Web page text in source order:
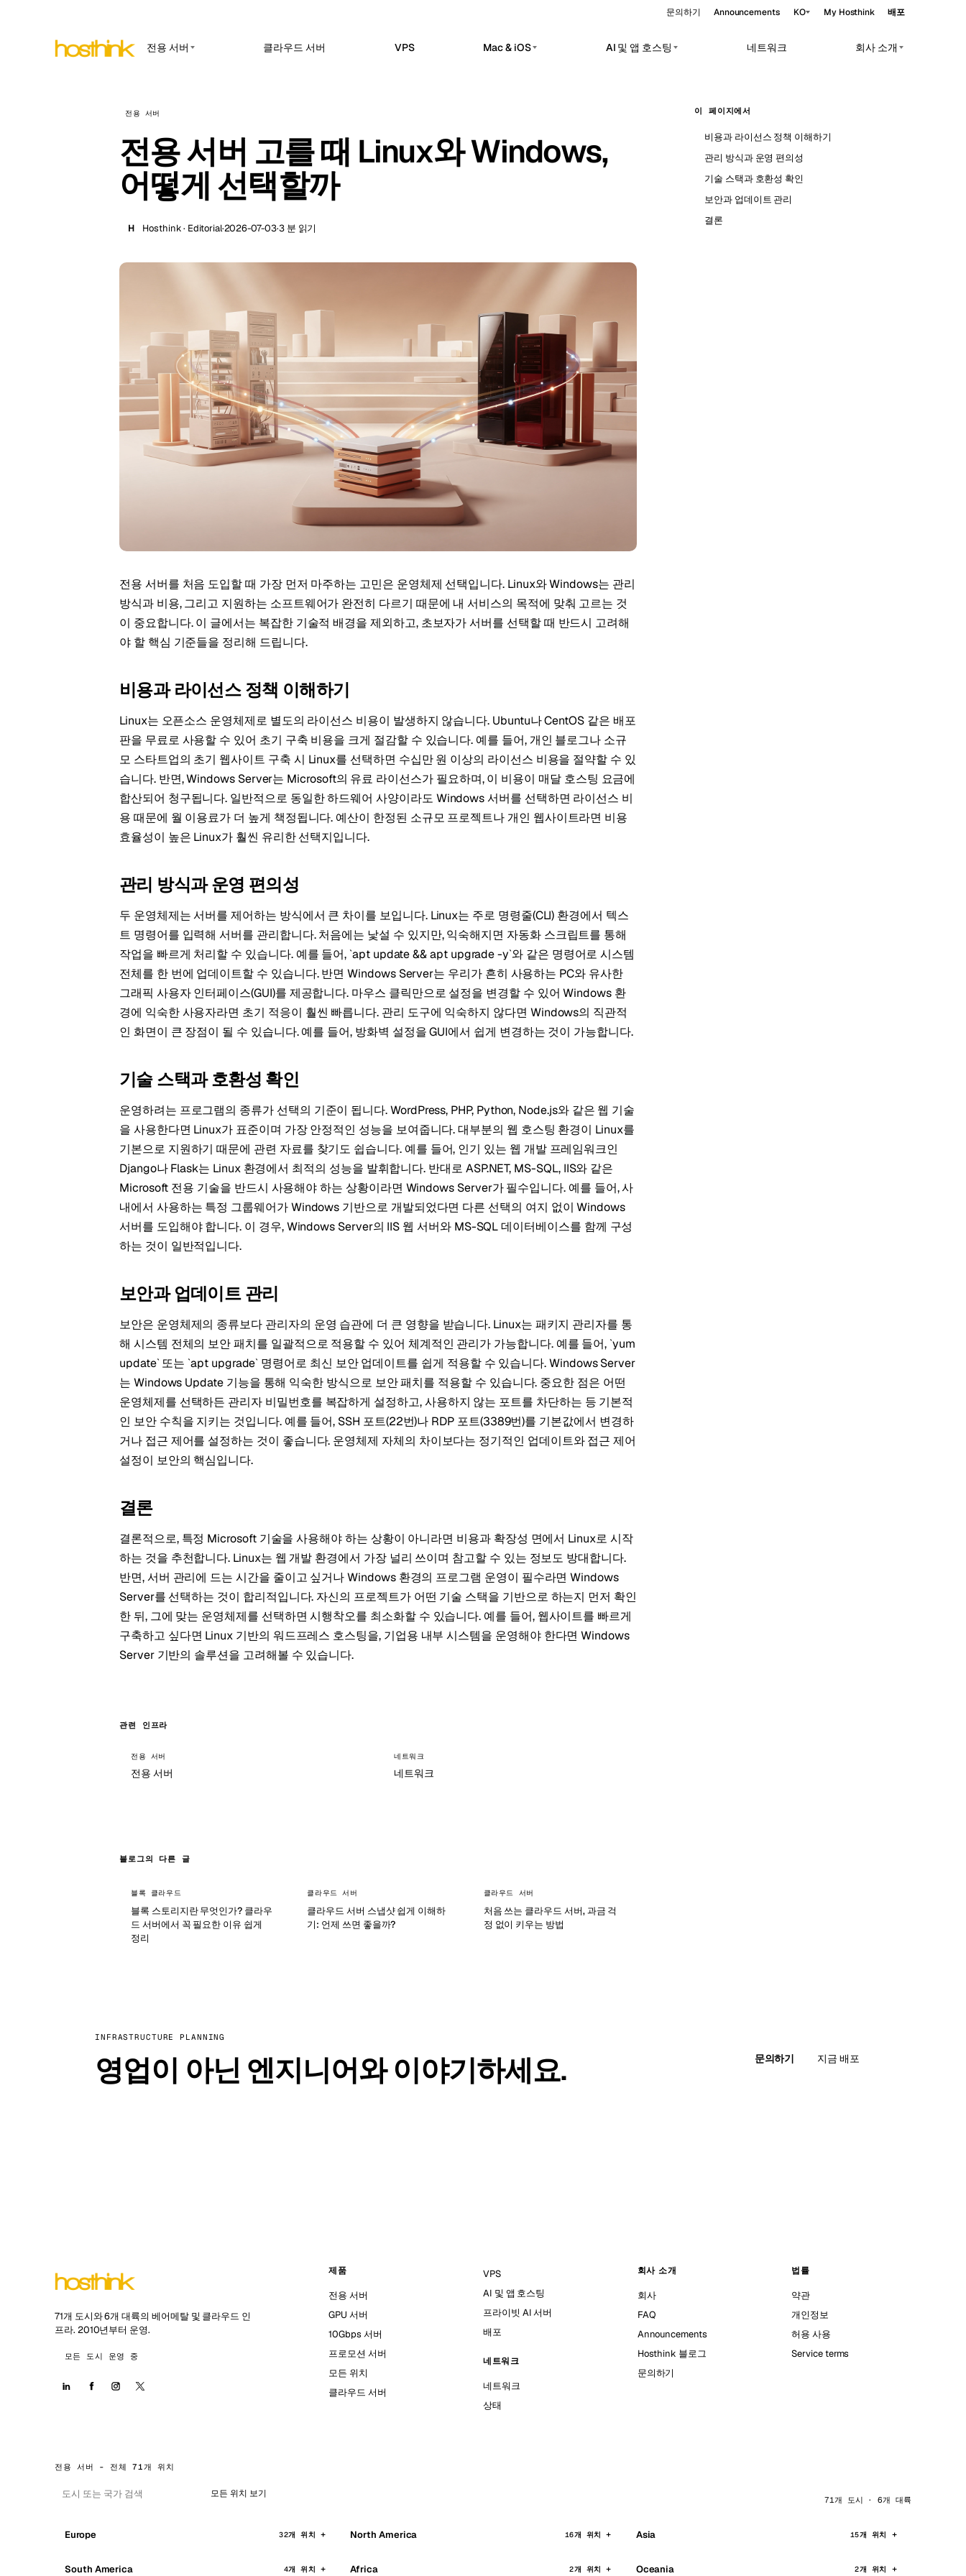
문의하기 Announcements KO My Hosthink 배포
전용 서버
아프리카 서버 (2)
유럽 서버 (32)
남미 서버 (4)
북미 서버 (16)
Budapest
Bursa 터키 Chisinau Copenhagen 덴마크
Dublin
Istanbul 우크라이나
Lisbon Madrid
Prague Siauliai
스웨덴 Tallinn 에스토니아
Zurich 스위스
클라우드 서버 VPS Mac & iOS AI 및 앱 호스팅
OpenClaw 호스티드
내부 앱과 서비스 운영을 위한 호스팅 제어 평
면입니다.
Uptime Kuma 호스티드
지입니다.
Ollama 전용 GPU 서버
로컬 전용 추론
네트워크 회사 소개
전용 서버
전용 서버 고를 때 Linux와 Windows,
어떻게 선택할까
H Hosthink · Editorial·2026-07-03·3 분 읽기
전용 서버를 처음 도입할 때 가장 먼저 마주하는 고민은 운영체제 선택입니다. Linux와 Windows는 관리
방식과 비용, 그리고 지원하는 소프트웨어가 완전히 다르기 때문에 내 서비스의 목적에 맞춰 고르는 것
이 중요합니다. 이 글에서는 복잡한 기술적 배경을 제외하고, 초보자가 서버를 선택할 때 반드시 고려해
야 할 핵심 기준들을 정리해 드립니다.
비용과 라이선스 정책 이해하기
Linux는 오픈소스 운영체제로 별도의 라이선스 비용이 발생하지 않습니다. Ubuntu나 CentOS 같은 배포
판을 무료로 사용할 수 있어 초기 구축 비용을 크게 절감할 수 있습니다. 예를 들어, 개인 블로그나 소규
모 스타트업의 초기 웹사이트 구축 시 Linux를 선택하면 수십만 원 이상의 라이선스 비용을 절약할 수 있
습니다. 반면, Windows Server는 Microsoft의 유료 라이선스가 필요하며, 이 비용이 매달 호스팅 요금에
합산되어 청구됩니다. 일반적으로 동일한 하드웨어 사양이라도 Windows 서버를 선택하면 라이선스 비
용 때문에 월 이용료가 더 높게 책정됩니다. 예산이 한정된 소규모 프로젝트나 개인 웹사이트라면 비용
효율성이 높은 Linux가 훨씬 유리한 선택지입니다.
관리 방식과 운영 편의성
두 운영체제는 서버를 제어하는 방식에서 큰 차이를 보입니다. Linux는 주로 명령줄(CLI) 환경에서 텍스
트 명령어를 입력해 서버를 관리합니다. 처음에는 낯설 수 있지만, 익숙해지면 자동화 스크립트를 통해
작업을 빠르게 처리할 수 있습니다. 예를 들어, `apt update && apt upgrade -y`와 같은 명령어로 시스템
전체를 한 번에 업데이트할 수 있습니다. 반면 Windows Server는 우리가 흔히 사용하는 PC와 유사한
그래픽 사용자 인터페이스(GUI)를 제공합니다. 마우스 클릭만으로 설정을 변경할 수 있어 Windows 환
경에 익숙한 사용자라면 초기 적응이 훨씬 빠릅니다. 관리 도구에 익숙하지 않다면 Windows의 직관적
인 화면이 큰 장점이 될 수 있습니다. 예를 들어, 방화벽 설정을 GUI에서 쉽게 변경하는 것이 가능합니다.
기술 스택과 호환성 확인
운영하려는 프로그램의 종류가 선택의 기준이 됩니다. WordPress, PHP, Python, Node.js와 같은 웹 기술
을 사용한다면 Linux가 표준이며 가장 안정적인 성능을 보여줍니다. 대부분의 웹 호스팅 환경이 Linux를
기본으로 지원하기 때문에 관련 자료를 찾기도 쉽습니다. 예를 들어, 인기 있는 웹 개발 프레임워크인
Django나 Flask는 Linux 환경에서 최적의 성능을 발휘합니다. 반대로 ASP.NET, MS-SQL, IIS와 같은
Microsoft 전용 기술을 반드시 사용해야 하는 상황이라면 Windows Server가 필수입니다. 예를 들어, 사
내에서 사용하는 특정 그룹웨어가 Windows 기반으로 개발되었다면 다른 선택의 여지 없이 Windows
서버를 도입해야 합니다. 이 경우, Windows Server의 IIS 웹 서버와 MS-SQL 데이터베이스를 함께 구성
하는 것이 일반적입니다.
보안과 업데이트 관리
보안은 운영체제의 종류보다 관리자의 운영 습관에 더 큰 영향을 받습니다. Linux는 패키지 관리자를 통
해 시스템 전체의 보안 패치를 일괄적으로 적용할 수 있어 체계적인 관리가 가능합니다. 예를 들어, `yum
update` 또는 `apt upgrade` 명령어로 최신 보안 업데이트를 쉽게 적용할 수 있습니다. Windows Server
는 Windows Update 기능을 통해 익숙한 방식으로 보안 패치를 적용할 수 있습니다. 중요한 점은 어떤
운영체제를 선택하든 관리자 비밀번호를 복잡하게 설정하고, 사용하지 않는 포트를 차단하는 등 기본적
인 보안 수칙을 지키는 것입니다. 예를 들어, SSH 포트(22번)나 RDP 포트(3389번)를 기본값에서 변경하
거나 접근 제어를 설정하는 것이 좋습니다. 운영체제 자체의 차이보다는 정기적인 업데이트와 접근 제어
설정이 보안의 핵심입니다.
결론
결론적으로, 특정 Microsoft 기술을 사용해야 하는 상황이 아니라면 비용과 확장성 면에서 Linux로 시작
하는 것을 추천합니다. Linux는 웹 개발 환경에서 가장 널리 쓰이며 참고할 수 있는 정보도 방대합니다.
반면, 서버 관리에 드는 시간을 줄이고 싶거나 Windows 환경의 프로그램 운영이 필수라면 Windows
Server를 선택하는 것이 합리적입니다. 자신의 프로젝트가 어떤 기술 스택을 기반으로 하는지 먼저 확인
한 뒤, 그에 맞는 운영체제를 선택하면 시행착오를 최소화할 수 있습니다. 예를 들어, 웹사이트를 빠르게
구축하고 싶다면 Linux 기반의 워드프레스 호스팅을, 기업용 내부 시스템을 운영해야 한다면 Windows
Server 기반의 솔루션을 고려해볼 수 있습니다.
관련 인프라
전용 서버
전용 서버
네트워크
네트워크
블로그의 다른 글
블록 클라우드
블록 스토리지란 무엇인가? 클라우
드 서버에서 꼭 필요한 이유 쉽게
정리
클라우드 서버
클라우드 서버 스냅샷 쉽게 이해하
기: 언제 쓰면 좋을까?
클라우드 서버
처음 쓰는 클라우드 서버, 과금 걱
정 없이 키우는 방법
이 페이지에서
비용과 라이선스 정책 이해하기
관리 방식과 운영 편의성
기술 스택과 호환성 확인
보안과 업데이트 관리
결론
INFRASTRUCTURE PLANNING
영업이 아닌 엔지니어와 이야기하세요. 문의하기 지금 배포
71개 도시와 6개 대륙의 베어메탈 및 클라우드 인
프라. 2010년부터 운영.
모든 도시 운영 중
제품
전용 서버
GPU 서버
10Gbps 서버
프로모션 서버
모든 위치
클라우드 서버
VPS
AI 및 앱 호스팅
프라이빗 AI 서버
배포
네트워크
네트워크
상태
회사 소개
회사
FAQ
Announcements
Hosthink 블로그
문의하기
법률
약관
개인정보
허용 사용
Service terms
전용 서버 - 전체 71개 위치
모든 위치 보기
71개 도시 · 6개 대륙
Europe 32개 위치 North America 16개 위치 Asia 15개 위치
South America 4개 위치 Africa 2개 위치 Oceania 2개 위치